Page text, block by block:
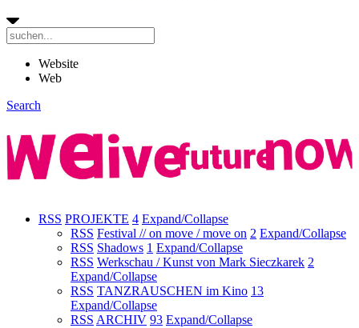
Website
Web
Search
RSS PROJEKTE 4 Expand/Collapse
RSS Festival // on move / move on 2 Expand/Collapse
RSS Shadows 1 Expand/Collapse
RSS Werkschau / Kunst von Mark Sieczkarek 2
Expand/Collapse
RSS TANZRAUSCHEN im Kino 13
Expand/Collapse
RSS ARCHIV 93 Expand/Collapse